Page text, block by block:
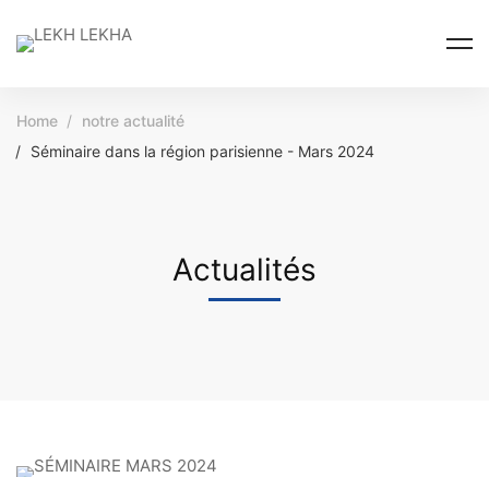
Home
notre actualité
Séminaire dans la région parisienne - Mars 2024
Actualités